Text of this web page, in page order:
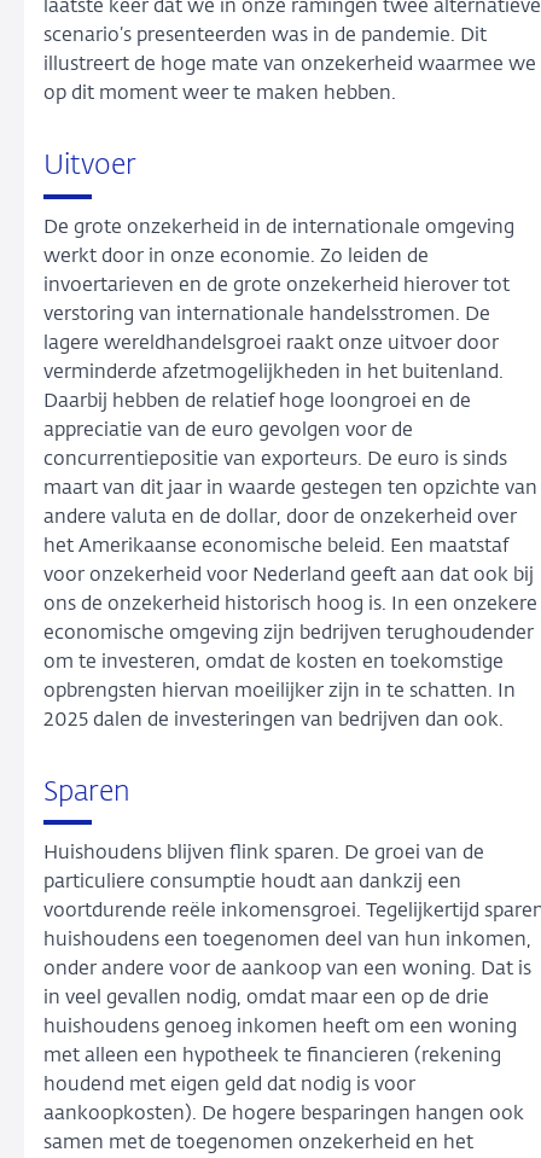
laatste keer dat we in onze ramingen twee alternatieve
scenario’s presenteerden was in de pandemie. Dit
illustreert de hoge mate van onzekerheid waarmee we
op dit moment weer te maken hebben.
Uitvoer
De grote onzekerheid in de internationale omgeving
werkt door in onze economie. Zo leiden de
invoertarieven en de grote onzekerheid hierover tot
verstoring van internationale handelsstromen. De
lagere wereldhandelsgroei raakt onze uitvoer door
verminderde afzetmogelijkheden in het buitenland.
Daarbij hebben de relatief hoge loongroei en de
appreciatie van de euro gevolgen voor de
concurrentiepositie van exporteurs. De euro is sinds
maart van dit jaar in waarde gestegen ten opzichte van
andere valuta en de dollar, door de onzekerheid over
het Amerikaanse economische beleid. Een maatstaf
voor onzekerheid voor Nederland geeft aan dat ook bij
ons de onzekerheid historisch hoog is. In een onzekere
economische omgeving zijn bedrijven terughoudender
om te investeren, omdat de kosten en toekomstige
opbrengsten hiervan moeilijker zijn in te schatten. In
2025 dalen de investeringen van bedrijven dan ook.
Sparen
Huishoudens blijven flink sparen. De groei van de
particuliere consumptie houdt aan dankzij een
voortdurende reële inkomensgroei. Tegelijkertijd
huishoudens een toegenomen deel van hun inkomen,
onder andere voor de aankoop van een woning. Dat is
in veel gevallen nodig, omdat maar een op de drie
huishoudens genoeg inkomen heeft om een woning
met alleen een hypotheek te financieren (rekening
houdend met eigen geld dat nodig is voor
aankoopkosten). De hogere besparingen hangen ook
samen met de toegenomen onzekerheid en het